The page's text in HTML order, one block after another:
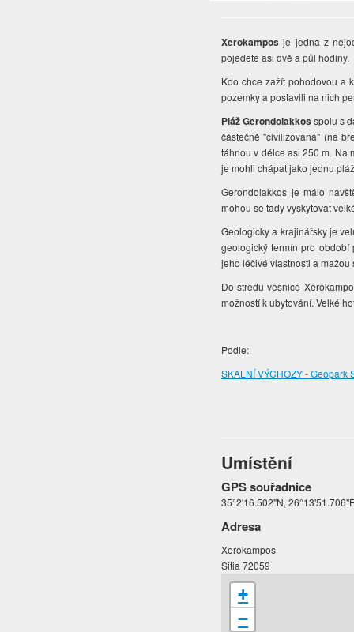
Xerokampos je jedna z
pojedete asi dvě a půl hodiny.
Kdo chce zažít pohodovou a
pozemky a postavili na nich
Pláž Gerondolakkosspolu s
částečně "civilizovaná" (na
táhnou v délce asi 250 m. Na
je mohli chápat jako jednu
Gerondolakkos je málo
mohou se tady vyskytovat
Geologicky a krajinářsky je
geologický termín pro
jeho léčivé vlastnosti a
Do středu vesnice
možností k ubytování. Velké
Podle:
SKALNÍ VÝCHOZY - Geopark
Umístění
GPS souřadnice
35°2'16.502"N,
Adresa
Xerokampos
Sitia 72059
+
−